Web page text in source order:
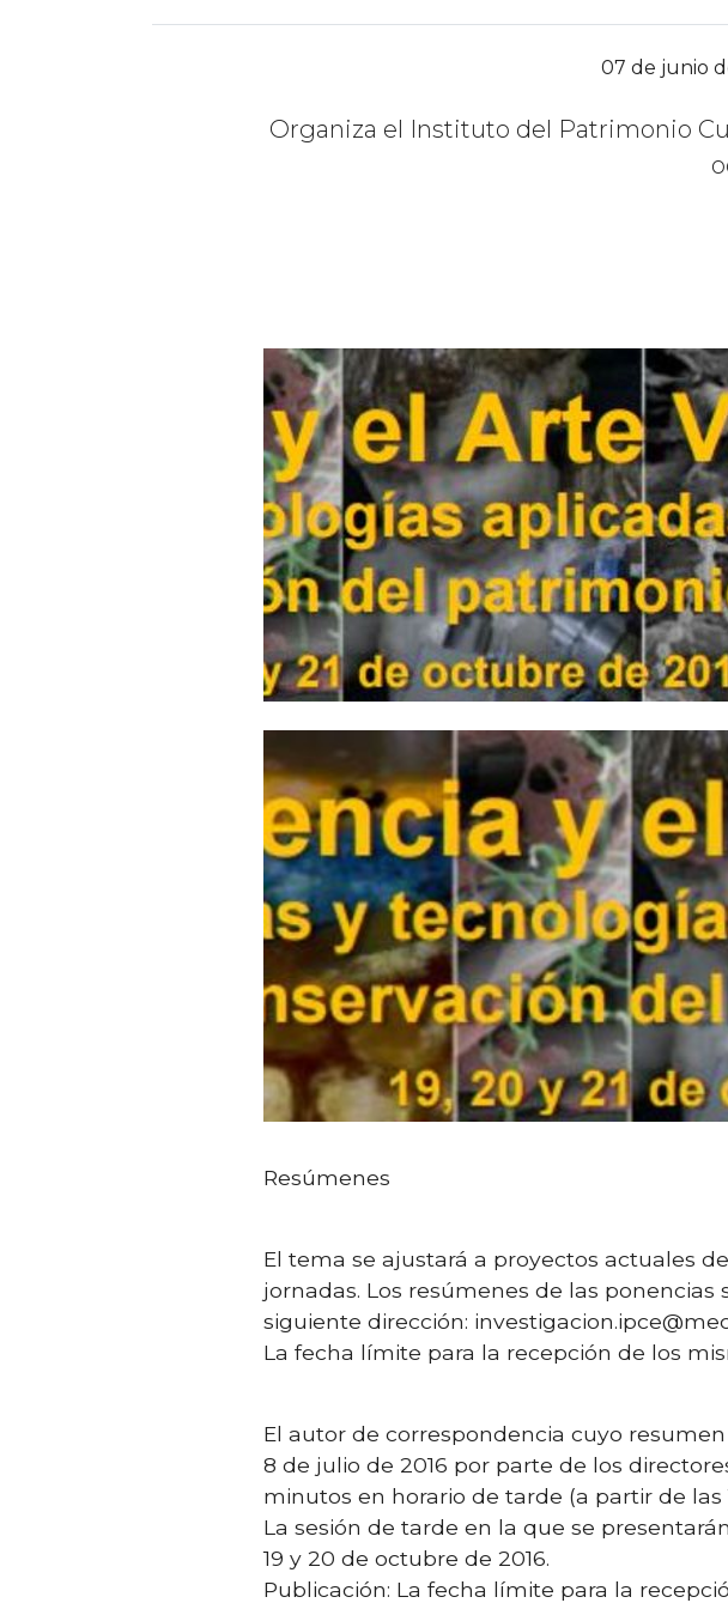
07 de junio
Organiza el Instituto del Patrimonio
Resúmenes
El tema se ajustará a proyectos actuales
jornadas. Los resúmenes de las ponencias
siguiente dirección:
La fecha límite para la recepción de los
El autor de correspondencia cuyo
8 de julio de 2016 por parte de los
minutos en horario de tarde (a partir de
La sesión de tarde en la que se
19 y 20 de octubre de 2016.
Publicación: La fecha límite para la